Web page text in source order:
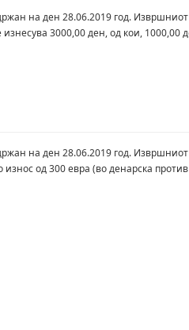
на ден 28.06.2019 год.
3000,00 ден, од кои, 1000,00
на ден 28.06.2019 год.
износ од 300 евра (во денарска